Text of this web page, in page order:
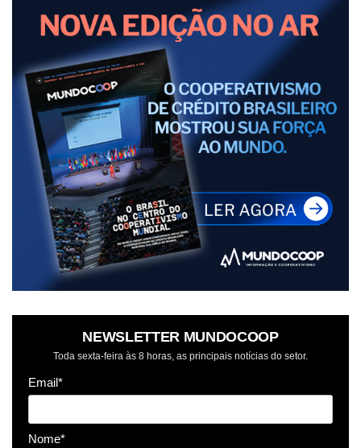
NEWSLETTER MUNDOCOOP
Toda sexta-feira às 8 horas, as principais notícias do setor.
Email*
Nome*